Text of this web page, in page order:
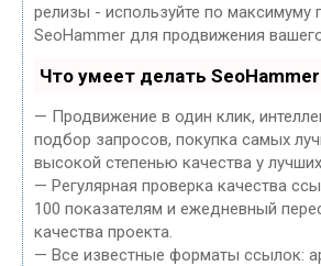
релизы - используйте по максимуму
SeoHammer для продвижения вашего
Что умеет делать SeoHammer
— Продвижение в один клик,
подбор запросов, покупка самых
высокой степенью качества у
— Регулярная проверка качества
100 показателям и ежедневный
качества проекта.
— Все известные форматы ссылок: